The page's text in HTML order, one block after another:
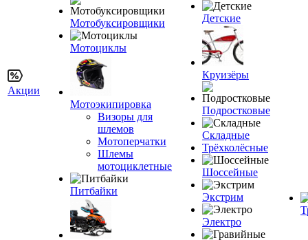
Акции
Мотобуксировщики
Мотоциклы
Мотоэкипировка
Визоры для
шлемов
Мотоперчатки
Шлемы
мотоциклетные
Питбайки
Детские
Круизёры
Подростковые
Складные
Трёхколёсные
Шоссейные
Экстрим
Электро